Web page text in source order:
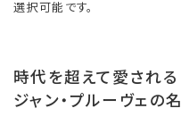
選択可能です。
時代を超えて愛される
ジャン・プルーヴェの名